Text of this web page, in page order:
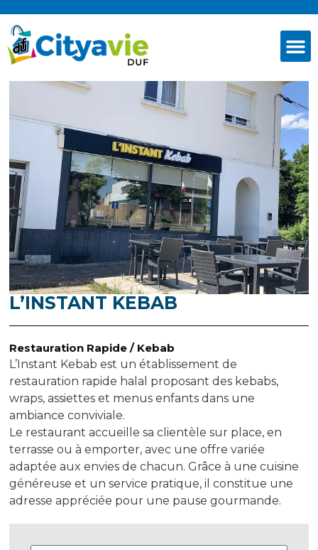
L’INSTANT KEBAB
Restauration Rapide / Kebab
L’Instant Kebab est un établissement de
restauration rapide halal proposant des kebabs,
wraps, assiettes et menus enfants dans une
ambiance conviviale.
Le restaurant accueille sa clientèle sur place, en
terrasse ou à emporter, avec une offre variée
adaptée aux envies de chacun. Grâce à une cuisine
généreuse et un service pratique, il constitue une
adresse appréciée pour une pause gourmande.